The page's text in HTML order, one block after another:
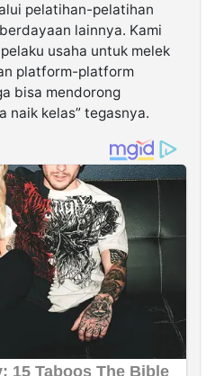
pelatihan-pelatihan
lainnya. Kami
usaha untuk melek
platform-platform
bisa mendorong
naik kelas” tegasnya.